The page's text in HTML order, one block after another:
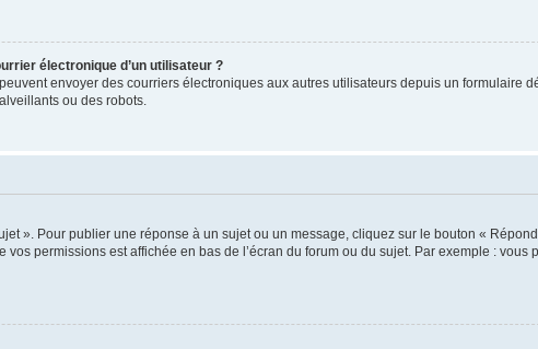
électronique d’un utilisateur ?
envoyer des courriers électroniques aux autres utilisateurs depuis un formulaire
ou des robots.
». Pour publier une réponse à un sujet ou un message, cliquez sur le bouton «
permissions est affichée en bas de l’écran du forum ou du sujet. Par exemple :